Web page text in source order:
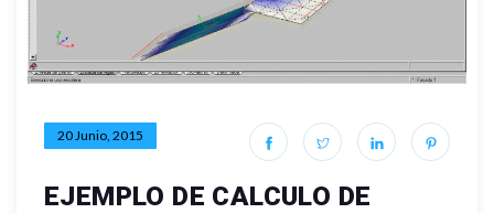
20 Junio, 2015
EJEMPLO DE CALCULO DE